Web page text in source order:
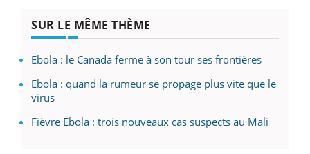
SUR LE MÊME THÈME
Ebola : le Canada ferme à son tour ses frontières
Ebola : quand la rumeur se propage plus vite que le
virus
Fièvre Ebola : trois nouveaux cas suspects au Mali